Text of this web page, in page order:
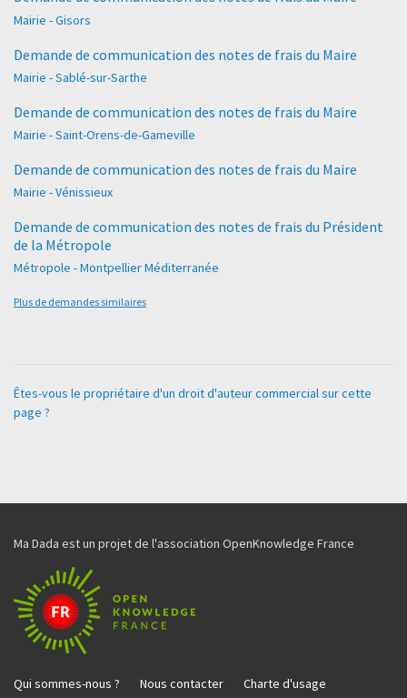
Mairie - Gisors
Demande de communication des notes de frais du Maire
Mairie - Sablé-sur-Sarthe
Demande de communication des notes de frais du Maire
Mairie - Saint-Orens-de-Gameville
Demande de communication des notes de frais du Maire
Mairie - Vénissieux
Demande de communication des notes de frais du Président
de la Métropole
Métropole - Montpellier Méditerranée
Plus de demandes similaires
Êtes-vous le propriétaire d'un droit d'auteur commercial sur cette
page ?
Ma Dada est un projet de l'association OpenKnowledge France
Qui sommes-nous ? Nous contacter
Charte d'usage